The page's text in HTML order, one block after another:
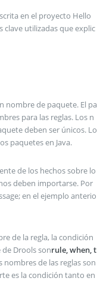
en el proyecto Hello
clave utilizadas que explic
nombre de paquete. El pa
para las reglas. Los n
deben ser únicos. Lo
paquetes en Java.
de los hechos sobre lo
deben importarse. Por
en el ejemplo anterio
de la regla, la condición
de Drools sonrule, when, t
nombres de las reglas son
es la condición tanto en